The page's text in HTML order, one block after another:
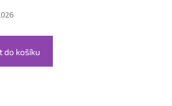
do košíku